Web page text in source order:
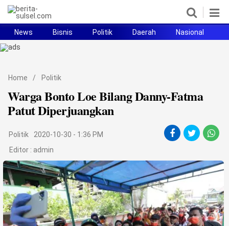
Home
Politik
Pendidikan
Bisnis
Otomotif
Hukum
Sport
News Bisnis Politik Daerah Nasional
Home / Politik
Warga Bonto Loe Bilang Danny-Fatma
Patut Diperjuangkan
Politik
2020-10-30 - 1:36 PM
Editor : admin